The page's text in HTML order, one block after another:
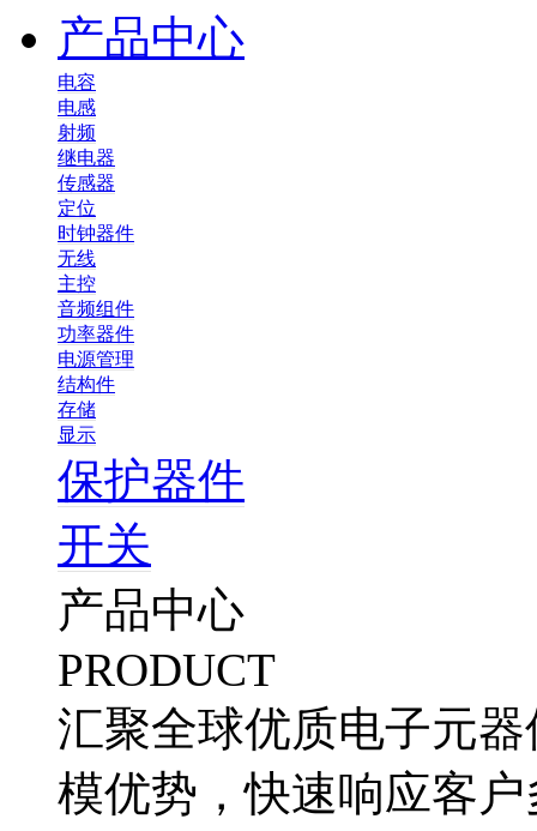
产品中心
电容
电感
射频
继电器
传感器
定位
时钟器件
无线
主控
音频组件
功率器件
电源管理
结构件
存储
显示
保护器件
开关
产品中心
PRODUCT
汇聚全球优质电子元
模优势，快速响应客